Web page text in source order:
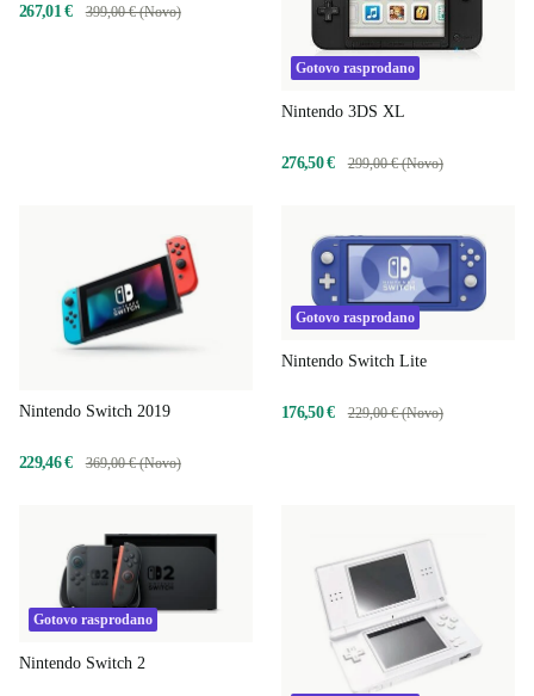
267,01 € 399,00 € (Novo)
Gotovo rasprodano
Nintendo 3DS XL
276,50 € 299,00 € (Novo)
Nintendo Switch 2019
229,46 € 369,00 € (Novo)
Gotovo rasprodano
Nintendo Switch Lite
176,50 € 229,00 € (Novo)
Gotovo rasprodano
Nintendo Switch 2